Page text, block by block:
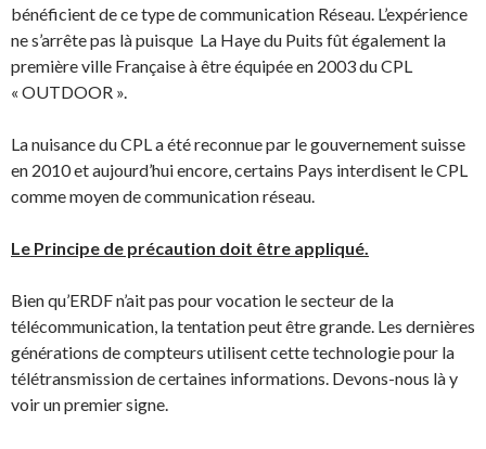
bénéficient de ce type de communication Réseau. L’expérience
ne s’arrête pas là puisque La Haye du Puits fût également la
première ville Française à être équipée en 2003 du CPL
« OUTDOOR ».
La nuisance du CPL a été reconnue par le gouvernement suisse
en 2010 et aujourd’hui encore, certains Pays interdisent le CPL
comme moyen de communication réseau.
Le Principe de précaution doit être appliqué.
Bien qu’ERDF n’ait pas pour vocation le secteur de la
télécommunication, la tentation peut être grande. Les dernières
générations de compteurs utilisent cette technologie pour la
télétransmission de certaines informations. Devons-nous là y
voir un premier signe.